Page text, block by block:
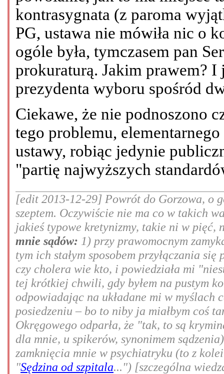
kontrasygnata (z paroma
PG, ustawa nie mówiła nic o
ogóle była, tymczasem pan
prokuraturą. Jakim prawem?
prezydenta wyboru spośród
Ciekawe, że nie podnoszono
tego problemu,
ustawy, robiąc jedynie
"partię najwyższych
[edit 2013-12-29] Powrót do Gorzowa, o
szeptem. Oczywiście nie ma co w takich
jakieś typowe kretynizmy, takie ni w pięć,
mnie sądów: 1) przy prawomocnym
tym ich stałym sposobem przyłączania
czy cholera wie kto, i powiedziała mi
tej krótkiej chwili, gdy byłem na pustym
odpowiadając na układane mi w myślach
posiedzeniu – bo to niby ja miałbym coś
Okręgowego odparła, że "tak, to są
dla mnie, u spikerów, synonimem
zamknięcia mnie w psychiatryku (to z
"Sędzina od szpitala...") [szczególna